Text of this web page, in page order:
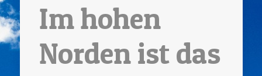
Im hohen
Norden ist das